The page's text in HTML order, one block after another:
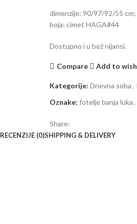
dimenzije: 90/97/92/55
boja: cimet HAGA#44
Dostupno i u bež nijansi.
Compare Add to
Kategorije: Dnevna soba,
Oznake: fotelje banja luka,
Share:
RECENZIJE (0)SHIPPING & DELIVERY